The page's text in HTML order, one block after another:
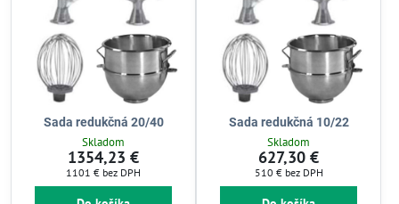
Sada redukčná 20/40
Skladom
1354,23 €
1101 € bez DPH
Sada redukčná 10/22
Skladom
627,30 €
510 € bez DPH